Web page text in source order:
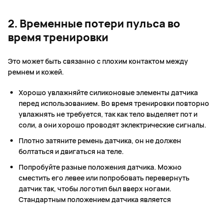
2. Временные потери пульса во
время тренировки
Это может быть связанно с плохим контактом между
ремнем и кожей.
Хорошо увлажняйте силиконовые элементы датчика
перед использованием. Во время тренировки повторно
увлажнять не требуется, так как тело выделяет пот и
соли, а они хорошо проводят эклектрические сигналы.
Плотно затяните ремень датчика, он не должен
болтаться и двигаться на теле.
Попробуйте разные положения датчика. Можно
сместить его левее или попробовать перевернуть
датчик так, чтобы логотип был вверх ногами.
Стандартным положением датчика является